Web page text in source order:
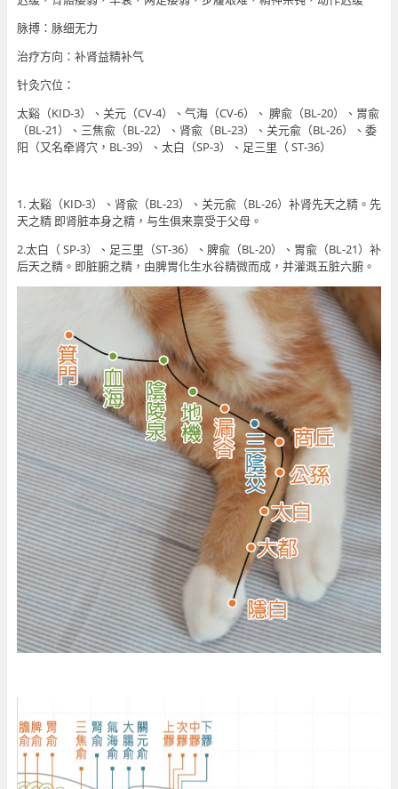
脉搏：脉细无力
治疗方向：补肾益精补气
针灸穴位：
太谿（KID-3）、关元（CV-4）、气海（CV-6）、 脾兪（BL-20）、胃兪
（BL-21）、三焦兪（BL-22）、肾兪（BL-23）、关元兪（BL-26）、委
阳（又名牵肾穴，BL-39）、太白（SP-3）、足三里（ ST-36）
1. 太谿（KID-3）、肾兪（BL-23）、关元兪（BL-26）补肾先天之精。先
天之精 即肾脏本身之精，与生俱来禀受于父母。
2.太白（ SP-3）、足三里（ST-36）、脾兪（BL-20）、胃兪（BL-21）补
后天之精。即脏腑之精，由脾胃化生水谷精微而成，并灌溉五脏六腑。